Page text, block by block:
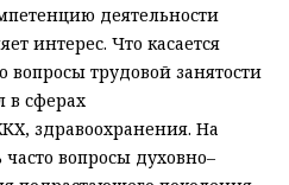
деятельности
интерес. Что касается
вопросы трудовой занятости
в сферах
здравоохранения. На
вопросы духовно–